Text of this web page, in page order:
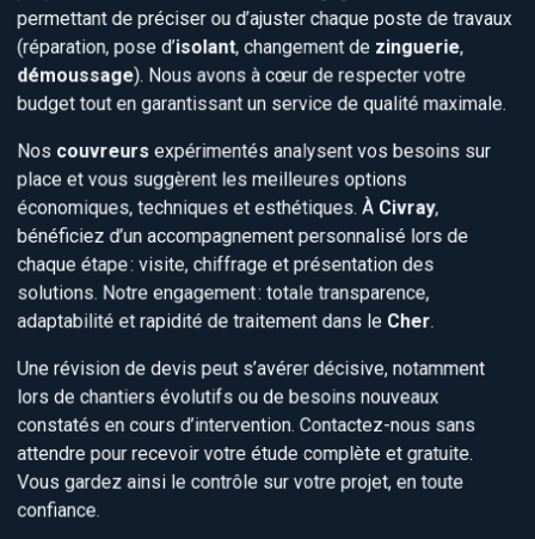
permettant de préciser ou d’ajuster chaque poste de travaux
(réparation, pose d’isolant, changement de zinguerie
démoussage). Nous avons à cœur de respecter votre
budget tout en garantissant un service de qualité maximale.
Nos couvreursexpérimentés analysent vos besoins sur
place et vous suggèrent les meilleures options
économiques, techniques et esthétiques. À Civray,
bénéficiez d’un accompagnement personnalisé lors de
chaque étape : visite, chiffrage et présentation des
solutions. Notre engagement : totale transparence,
adaptabilité et rapidité de traitement dans le Cher.
Une révision de devis peut s’avérer décisive, notamment
lors de chantiers évolutifs ou de besoins nouveaux
constatés en cours d’intervention. Contactez-nous sans
attendre pour recevoir votre étude complète et gratuite.
Vous gardez ainsi le contrôle sur votre projet, en toute
confiance.